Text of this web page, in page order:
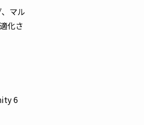
マル
化さ
6